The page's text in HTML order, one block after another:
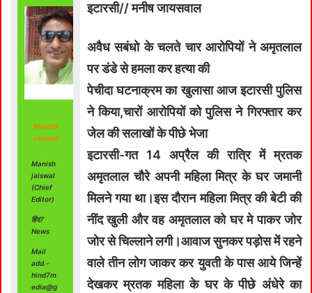
Manish
Jaiswal
Manish
jaiswal
(Chief
Editor)
हिंद7
News
Mail
add.-
hind7m
edia@g
इटारसी// मनीष जायसवाल
अवैध सबंधो के चलते चार आरोपियों ने अमृतलाल
पर डंडे से हमला कर हत्या की
पेचीदा घटनाक्रम का खुलासा आज इटारसी पुलिस
ने किया,चारों आरोपियों को पुलिस ने गिरफ्तार कर
जेल की सलाखों के पीछे भेजा
इटारसी-गत 14 अप्रैल की रात्रि में म्रतक
अमृतलाल चौरे अपनी महिला मित्र के घर जमानी
मिलने गया था।इस दौरान महिला मित्र की बेटी की
नींद खुली और वह अमृतलाल को घर मे पाकर जोर
जोर से चिल्लाने लगी।आवाज सुनकर पड़ोस में रहने
वाले तीन लोग जाकर कर युवती के पास आये जिन्हें
देखकर म्रतक महिला के घर के पीछे अंधेरे का